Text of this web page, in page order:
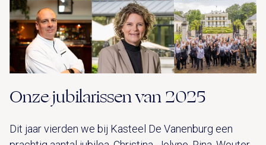
Onze jubilarissen van 2025
Dit jaar vierden we bij Kasteel De Vanenburg een